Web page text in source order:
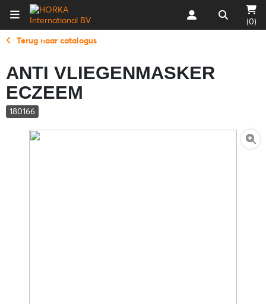
(0)
Terug naar catalogus
ANTI VLIEGENMASKER
ECZEEM
180166